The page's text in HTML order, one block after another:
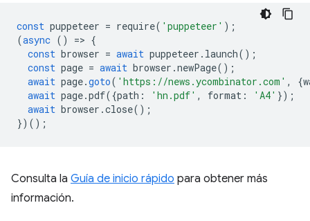
const puppeteer = require( 'puppeteer' );
(async () => {
const browser = await puppeteer . launch();
const page = await browser .newPage();
await page.goto( 'https://news.ycombinator.com' , {
await page.pdf({path : 'hn.pdf' , format : 'A4' });
await browser .close();
})();
Consulta la Guía de inicio rápido para obtener más
información.